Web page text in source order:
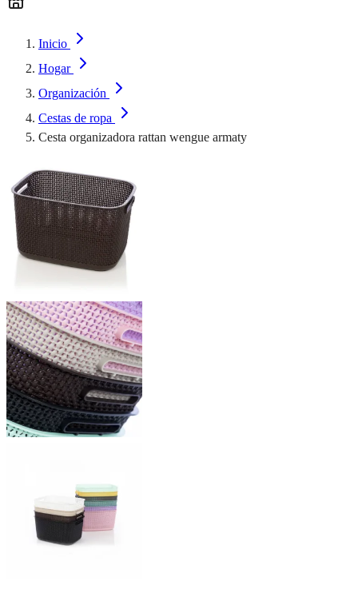
Inicio
Hogar
Organización
Cestas de ropa
Cesta organizadora rattan wengue armaty